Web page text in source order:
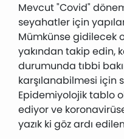
Mevcut "Covid"
seyahatler için
Mümkünse gidilecek
yakından takip edin,
durumunda tıbbi
karşılanabilmesi için
Epidemiyolojik tablo
ediyor ve
yazık ki göz ardı